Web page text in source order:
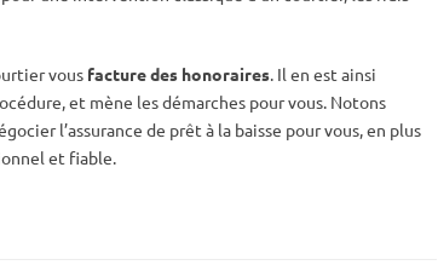
vous facture des honoraires. Il en est ainsi
et mène les démarches pour vous. Notons
l’assurance de prêt à la baisse pour vous, en plus
et fiable.